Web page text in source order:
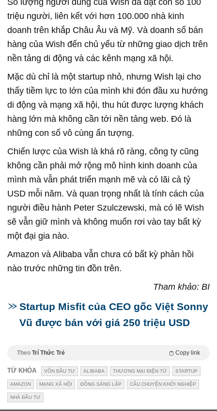
triệu người, liên kết với hơn 100.000 nhà kinh
doanh trên khắp Châu Âu và Mỹ. Và doanh số bán
hàng của Wish đến chủ yếu từ những giao dịch trên
nền tảng di động và các kênh mạng xã hội.
Mặc dù chỉ là một startup nhỏ, nhưng Wish lại cho
thấy tiềm lực to lớn của mình khi đón đầu xu hướng
di động và mạng xã hội, thu hút được lượng khách
hàng lớn mà không cần tới nền tảng web. Đó là
những con số vô cùng ấn tượng.
Chiến lược của Wish là khá rõ ràng, công ty cũng
không cần phải mở rộng mô hình kinh doanh của
mình mà vẫn phát triển mạnh mẽ và có lãi cả tỷ
USD mỗi năm. Và quan trọng nhất là tính cách của
người điều hành Peter Szulczewski, mà có lẽ Wish
sẽ vẫn giữ mình và không muốn rơi vào tay bất kỳ
một đại gia nào.
Amazon và Alibaba vẫn chưa có bất kỳ phản hồi
nào trước những tin đồn trên.
Tham khảo: BI
Startup Misfit của CEO gốc Việt Sonny
Vũ được bán với giá 250 triệu USD
Theo Trí Thức Trẻ Copy link
TỪ KHÓA VỐN ĐẦU TƯ ALIBABA THƯƠNG MẠI ĐIỆN TỬ STARTUP
AMAZON MẠNG XÃ HỘI ĐỒNG SÁNG LẬP CÂU CHUYỆN KHỞI NGHIỆP
NHÀ ĐẦU TƯ